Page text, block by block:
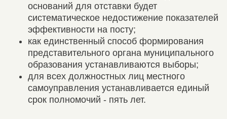
оснований для отставки будет
систематическое недостижение показателей
эффективности на посту;
как единственный способ формирования
представительного органа муниципального
образования устанавливаются выборы;
для всех должностных лиц местного
самоуправления устанавливается единый
срок полномочий - пять лет.